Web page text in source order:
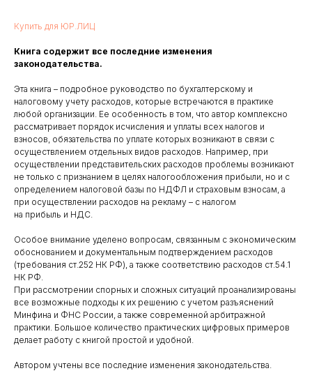
Купить для ЮР.ЛИЦ
Книга содержит все последние изменения
законодательства.
Эта книга – подробное руководство по бухгалтерскому и
налоговому учету расходов, которые встречаются в практике
любой организации. Ее особенность в том, что автор комплексно
рассматривает порядок исчисления и уплаты всех налогов и
взносов, обязательства по уплате которых возникают в связи с
осуществлением отдельных видов расходов. Например, при
осуществлении представительских расходов проблемы возникают
не только с признанием в целях налогообложения прибыли, но и с
определением налоговой базы по НДФЛ и страховым взносам, а
при осуществлении расходов на рекламу – с налогом
на прибыль и НДС.
Особое внимание уделено вопросам, связанным с экономическим
обоснованием и документальным подтверждением расходов
(требования ст.252 НК РФ), а также соответствию расходов ст.54.1
НК РФ.
При рассмотрении спорных и сложных ситуаций проанализированы
все возможные подходы к их решению с учетом разъяснений
Минфина и ФНС России, а также современной арбитражной
практики. Большое количество практических цифровых примеров
делает работу с книгой простой и удобной.
Автором учтены все последние изменения законодательства.